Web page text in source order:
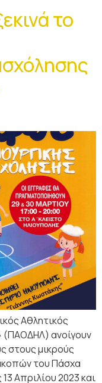
το
Αθλητικός
(ΠΑΟΔΗΛ) ανοίγουν
στους μικρούς
του Πάσχα
Απριλίου 2023 και